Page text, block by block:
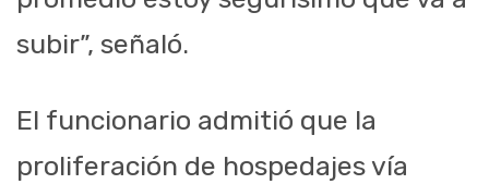
subir”, señaló.
El funcionario admitió que la
proliferación de hospedajes vía